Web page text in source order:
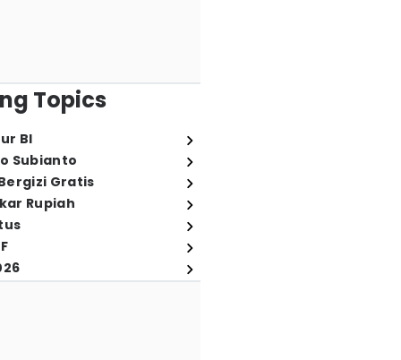
Topics
BI
Subianto
Gratis
Rupiah